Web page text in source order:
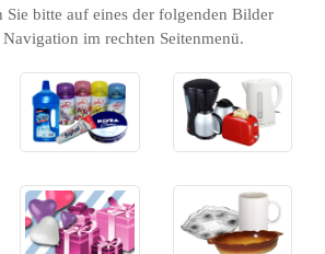
bitte auf eines der folgenden Bilder
im rechten Seitenmenü.
Drogerie­
artikel
Elektro­
artikel
Geschenk­
artikel
Glas &
Porzellan